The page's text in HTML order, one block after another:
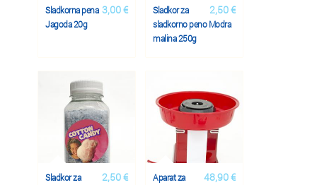
3,00 €
Sladkorna pena
Jagoda 20g
2,50 €
Sladkor za
sladkorno peno Modra
malina 250g
2,50 €
Sladkor za
48,90 €
Aparat za